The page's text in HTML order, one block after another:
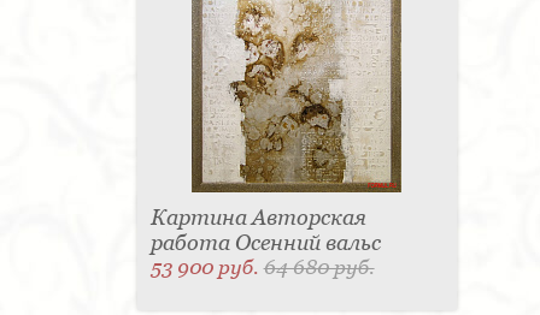
Картина Авторская
работа Осенний вальс
53 900 руб.64 680 руб.